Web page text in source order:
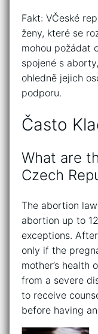
Fakt: VČeské
ženy, které se
mohou požádat
spojené s
ohledně jejich
podporu.
Často
What are
Czech
The abortion
abortion up to
exceptions.
only if the
mother’s
from a severe
to receive
before having